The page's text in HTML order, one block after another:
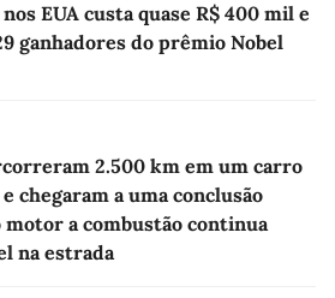
EUA custa quase R$ 400 mil e
ganhadores do prêmio Nobel
2.500 km em um carro
chegaram a uma conclusão
a combustão continua
na estrada